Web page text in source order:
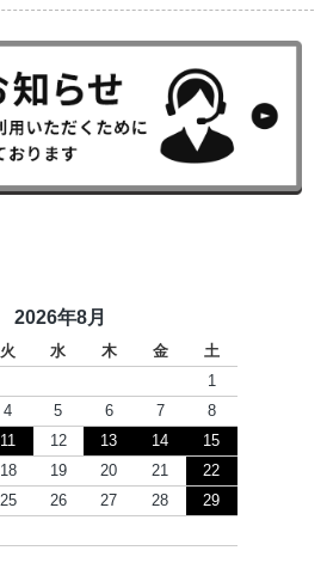
2026年8月
火 水 木 金
土
1
4 5 6 7
8
11 12 13 14
15
18 19 20 21
22
25 26 27 28
29